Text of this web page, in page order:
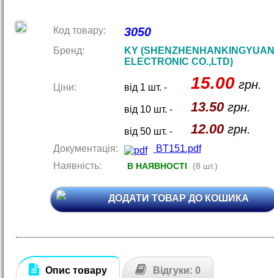
Код товару: 3050
Бренд:
KY (SHENZHENHANKINGYUAN
ELECTRONIC CO.,LTD)
Ціни: від 1 шт. - 15.00грн.
від 10 шт. - 13.50грн.
від 50 шт. - 12.00грн.
Документація:
BT151.pdf
Наявність:
В НАЯВНОСТІ (8 шт.)
ДОДАТИ ТОВАР ДО КОШИКА
Опис товару Відгуки: 0